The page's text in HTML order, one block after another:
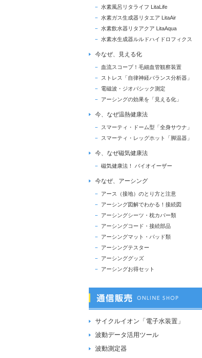
水素風呂リタライフ LitaLife
水素ガス生成器リタエア LitaAir
水素飲水器リタアクア LitaAqua
水素水生成器ルルドハイドロフィクス
今なぜ、見える化
血流スコープ！毛細血管観察装置
ストレス「自律神経バランス分析器」
電磁波・ジオパシック測定
アーシングの効果を「見える化」
今、なぜ温熱健康法
スマーティ・ドーム型「全身サウナ」
スマーティ・レッグホット「脚温器」
今、なぜ磁気健康法
磁気健康法！ バイオイーザー
今なぜ、アーシング
アース（接地）のとり方と注意
アーシング図解でわかる！接続図
アーシングシーツ・枕カバー類
アーシングコード・接続部品
アーシングマット・パッド類
アーシングテスター
アーシンググッズ
アーシングお得セット
サイクルイオン「電子水装置」
波動データ活用ツール
波動測定器